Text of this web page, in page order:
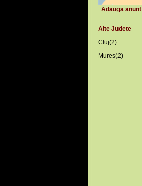
Adauga anunt
Alte Judete
Cluj(2)
Mures(2)